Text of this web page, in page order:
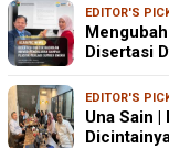
EDITOR'S
Disertasi
EDITOR'S
Una Sain